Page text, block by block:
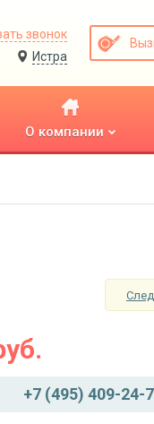
звонок
Истра
О компании
+7 (495) 409-24-